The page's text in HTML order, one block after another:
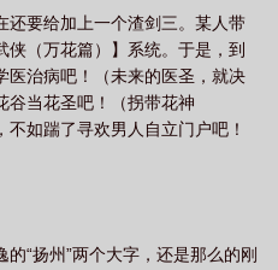
还要给加上一个渣剑三。某人带
（万花篇）】系统。于是，到
医治病吧！（未来的医圣，就决
谷当花圣吧！（拐带花神
不如踹了寻欢男人自立门户吧！
“扬州”两个大字，还是那么的刚